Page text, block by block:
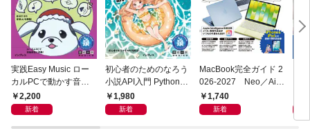
実践Easy Music ロー
カルPCで動かす音楽
生成AI完全ガイド
2,200
新着
初心者のためのなろう
小説API入門 Pythonで
作るデータ活用法
1,980
新着
MacBook完全ガイド 2
026-2027 Neo／Air
／Pro対応
1,740
新着
X/